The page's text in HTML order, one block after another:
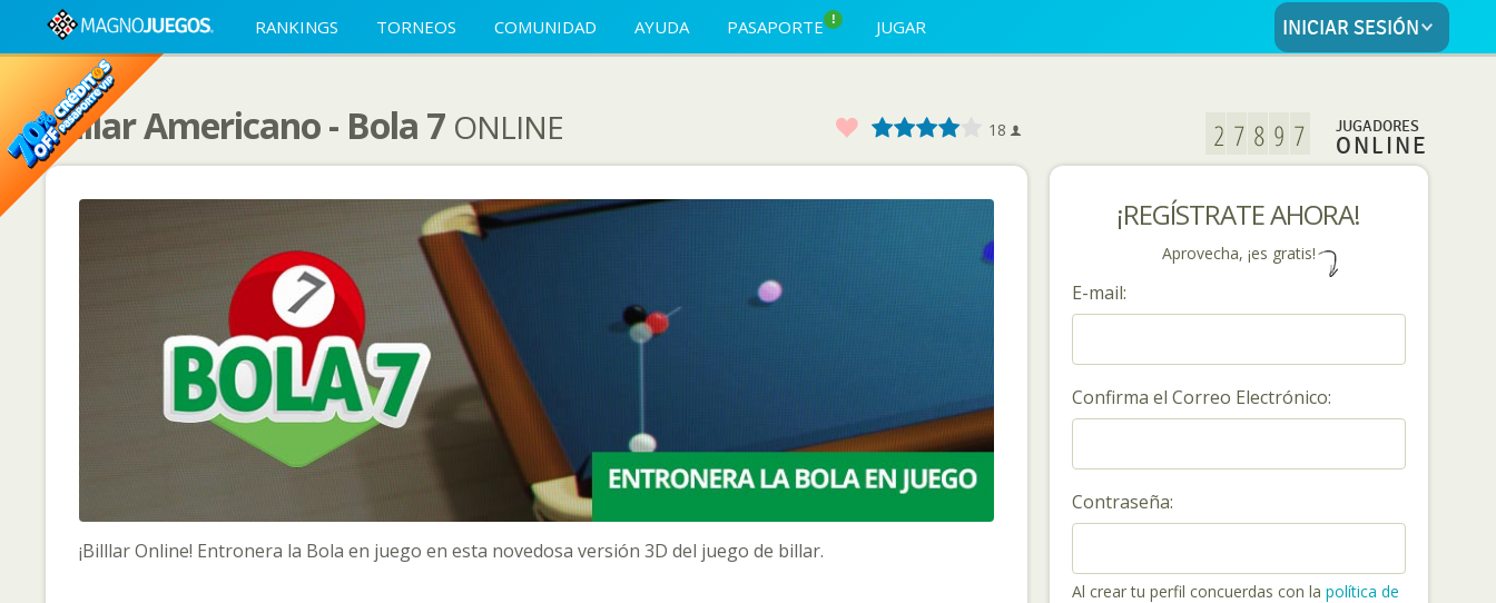
RANKINGS TORNEOS COMUNIDAD AYUDA PASAPORTE ! JUGAR INICIAR SESIÓN
Billar Americano - Bola 7 ONLINE Favorito 5
3
2
1 18
¡Billlar Online! Entronera la Bola en juego en esta novedosa versión 3D del juego de billar.
JUGADORES
ONLINE
¡REGÍSTRATE AHORA!
Aprovecha, ¡es gratis!
E-mail:
Confirma el Correo Electrónico:
Contraseña:
Al crear tu perfil concuerdas con la política de